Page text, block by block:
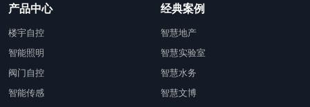
产品中心
楼宇自控
智能照明
阀门自控
智能传感
经典案例
智慧地产
智慧实验室
智慧水务
智慧文博